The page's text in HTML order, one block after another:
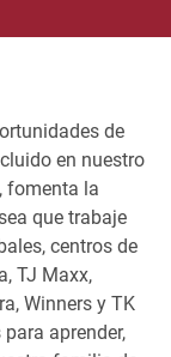
de
en nuestro
fomenta la
que trabaje
centros de
TJ Maxx,
Winners y TK
aprender,